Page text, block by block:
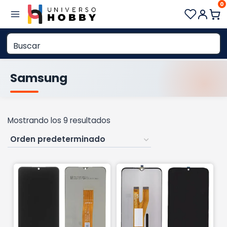
contenido
0
Samsung
Mostrando los 9 resultados